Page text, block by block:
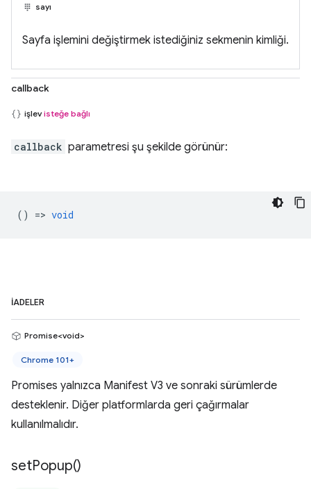
sayı
Sayfa işlemini değiştirmek istediğiniz sekmenin kimliği.
callback
işlevisteğe bağlı
callback parametresi şu şekilde görünür:
() => void
İADELER
Promise<void>
Chrome 101+
Promises yalnızca Manifest V3 ve sonraki sürümlerde
desteklenir. Diğer platformlarda geri çağırmalar
kullanılmalıdır.
setPopup()